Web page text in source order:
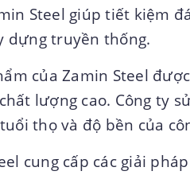
Steel giúp tiết kiệm
dựng truyền thống.
của Zamin Steel
lượng cao. Công ty
thọ và độ bền của
cung cấp các giải